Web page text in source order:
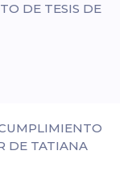
DE TESIS DE
DE TATIANA